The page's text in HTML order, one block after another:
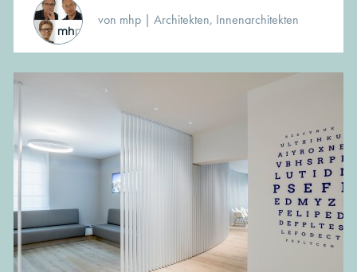
von mhp | Architekten, Innenarchitekten